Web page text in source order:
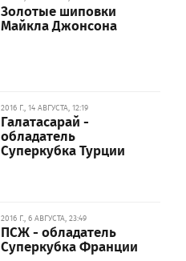
Золотые шиповки
Майкла Джонсона
2016 Г., 14 АВГУСТА, 12:19
Галатасарай -
обладатель
Суперкубка Турции
2016 Г., 6 АВГУСТА, 23:49
ПСЖ - обладатель
Суперкубка Франции